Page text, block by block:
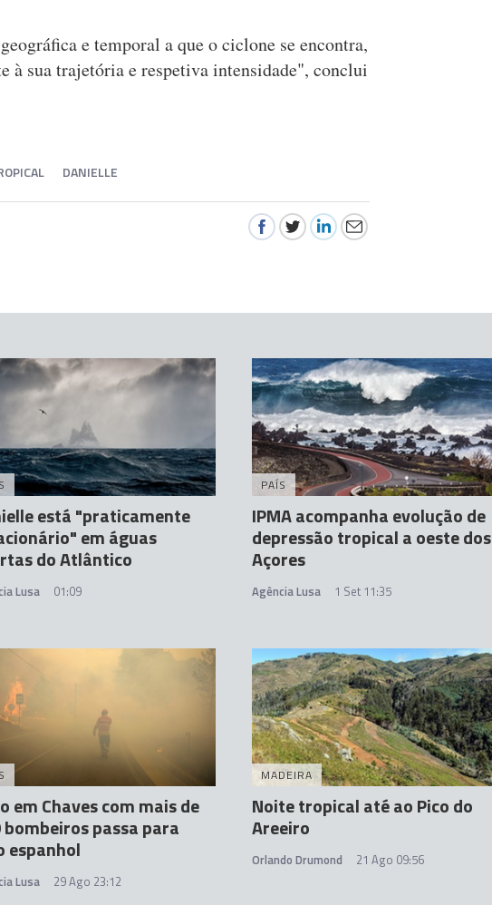
e temporal a que o ciclone se encontra,
à sua trajetória e respetiva intensidade", conclui
DANIELLE
está "praticamente
em águas
do Atlântico
Lusa 01:09
PAÍS
IPMA acompanha evolução de
depressão tropical a oeste dos
Açores
Agência Lusa 1 Set 11:35
em Chaves com mais de
bombeiros passa para
espanhol
Lusa 29 Ago 23:12
MADEIRA
Noite tropical até ao Pico do
Areeiro
Orlando Drumond 21 Ago 09:56